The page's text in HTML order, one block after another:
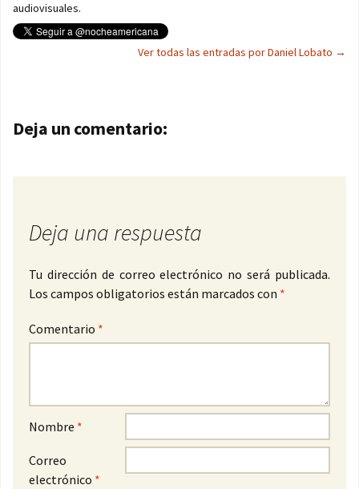
audiovisuales.
Ver todas las entradas por Daniel Lobato →
Navegación de entradas
Deja un comentario:
Deja una respuesta
Tu dirección de correo electrónico no será publicada.
Los campos obligatorios están marcados con *
Comentario *
Nombre *
Correo
electrónico *